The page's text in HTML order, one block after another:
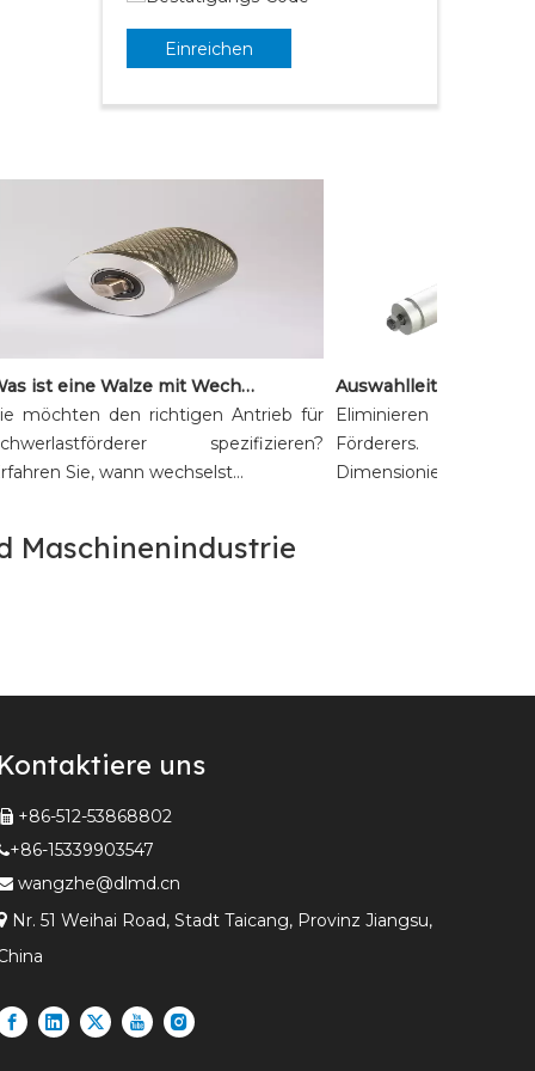
Einreichen
Was ist eine Walze mit Wechselstrommotor und wann sollten Sie eine verwenden?
möchten den richtigen Antrieb für
spezifizieren?
Sie, wann wechselst...
Eliminieren Sie
Förderers. Wichtiger
Dimensionierung von
Maschinenindustrie
Kontaktiere uns
+86-512-53868802
+86-15339903547
wangzhe@dlmd.cn
Nr. 51 Weihai Road, Stadt Taicang, Provinz Jiangsu,